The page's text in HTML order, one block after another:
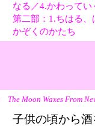
なる／4.かわってい
第二部：1.ちはる
かぞくのかたち
The Moon Waxes From
子供の頃から